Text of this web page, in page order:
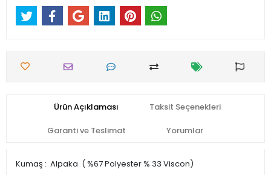
Ürün Açıklaması
Garanti ve Teslimat
Taksit Seçenekleri
Yorumlar
Kumaş : Alpaka ( %67 Polyester % 33 Viscon)